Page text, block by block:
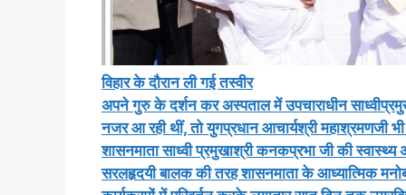
विहार के दौरान ली गई तस्वीर
अपने गुरु के दर्शन कर अस्पताल में उपचाराधीन
नजर आ रही थीं, तो युगप्रधान आचार्यश्री महाश्रमणजी
शासनमाता साध्वी प्रमुखाश्री कनकप्रभा जी की
सरलहृदयी बालक की तरह शासनमाता के आध्यात्मिक